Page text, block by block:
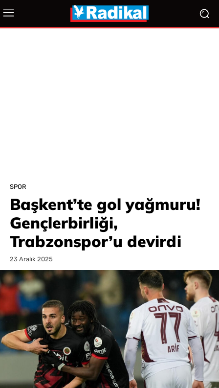
SPOR
Başkent’te gol yağmuru!
Gençlerbirliği,
Trabzonspor’u devirdi
23 Aralık 2025